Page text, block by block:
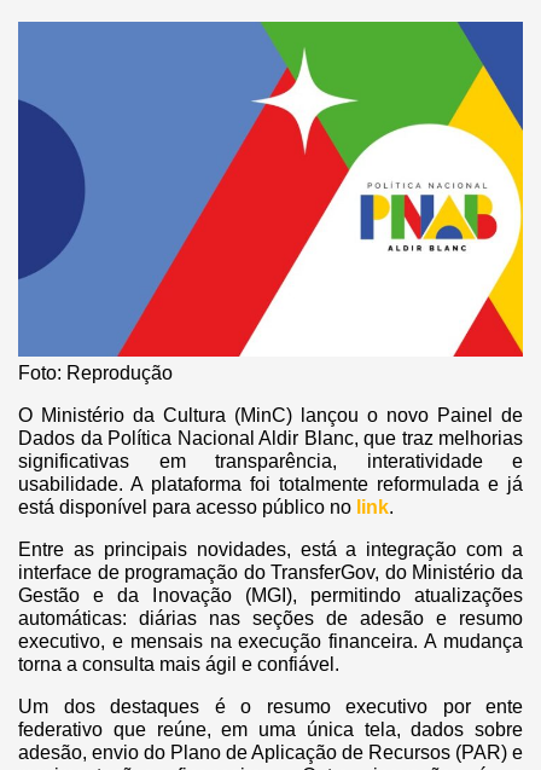
Foto: Reprodução
O Ministério da Cultura (MinC) lançou o novo Painel de
Dados da Política Nacional Aldir Blanc, que traz melhorias
significativas em transparência, interatividade e
usabilidade. A plataforma foi totalmente reformulada e já
está disponível para acesso público no link.
Entre as principais novidades, está a integração com a
interface de programação do TransferGov, do Ministério da
Gestão e da Inovação (MGI), permitindo atualizações
automáticas: diárias nas seções de adesão e resumo
executivo, e mensais na execução financeira. A mudança
torna a consulta mais ágil e confiável.
Um dos destaques é o resumo executivo por ente
federativo que reúne, em uma única tela, dados sobre
adesão, envio do Plano de Aplicação de Recursos (PAR) e